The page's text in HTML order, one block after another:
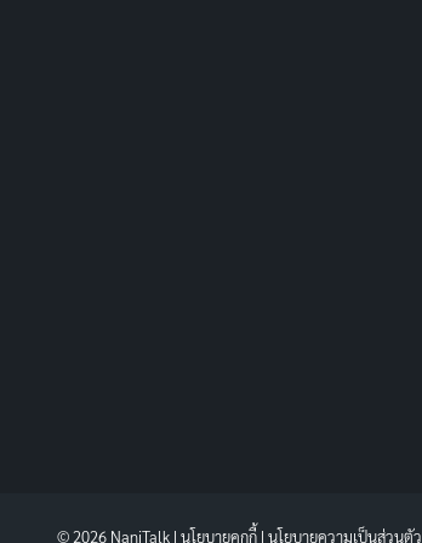
© 2026 NaniTalk | นโยบายคุกกี้ | นโยบายความเป็นส่วนตัว